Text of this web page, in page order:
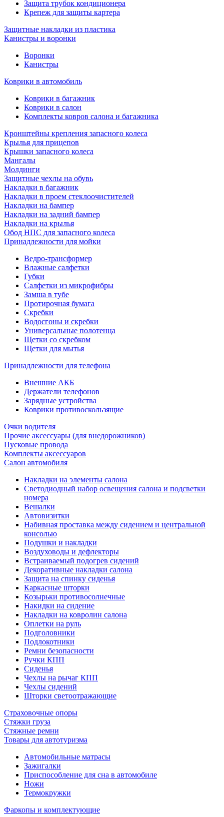
Защита трубок кондиционера
Крепеж для защиты картера
Защитные накладки из пластика
Канистры и воронки
Воронки
Канистры
Коврики в автомобиль
Коврики в багажник
Коврики в салон
Комплекты ковров салона и багажника
Кронштейны крепления запасного колеса
Крылья для прицепов
Крышки запасного колеса
Мангалы
Молдинги
Защитные чехлы на обувь
Накладки в багажник
Накладки в проем стеклоочистителей
Накладки на бампер
Накладки на задний бампер
Накладки на крылья
Обод НПС для запасного колеса
Принадлежности для мойки
Ведро-трансформер
Влажные салфетки
Губки
Салфетки из микрофибры
Замша в тубе
Протирочная бумага
Скребки
Водосгоны и скребки
Универсальные полотенца
Щетки со скребком
Щетки для мытья
Принадлежности для телефона
Внешние АКБ
Держатели телефонов
Зарядные устройства
Коврики противоскользящие
Очки водителя
Прочие аксессуары (для внедорожников)
Пусковые провода
Комплекты аксессуаров
Салон автомобиля
Накладки на элементы салона
Светодиодный набор освещения салона и подсветки
номера
Вешалки
Автовизитки
Набивная проставка между сидением и центральной
консолью
Подушки и накладки
Воздуховоды и дефлекторы
Встраиваемый подогрев сидений
Декоративные накладки салона
Защита на спинку сиденья
Каркасные шторки
Козырьки противосолнечные
Накидки на сидение
Накладки на ковролин салона
Оплетки на руль
Подголовники
Подлокотники
Ремни безопасности
Ручки КПП
Сиденья
Чехлы на рычаг КПП
Чехлы сидений
Шторки светоотражающие
Страховочные опоры
Стяжки груза
Стяжные ремни
Товары для автотуризма
Автомобильные матрасы
Зажигалки
Приспособление для сна в автомобиле
Ножи
Термокружки
Фаркопы и комплектующие